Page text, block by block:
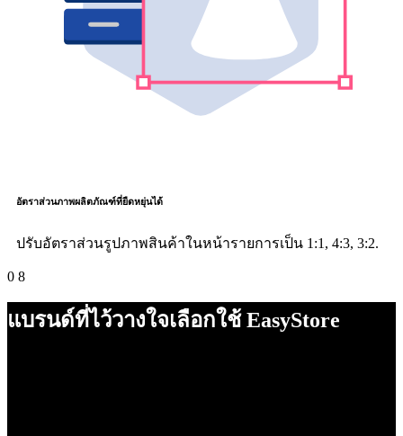
อัตราส่วนภาพผลิตภัณฑ์ที่ยืดหยุ่นได้
ปรับอัตราส่วนรูปภาพสินค้าในหน้ารายการเป็น 1:1, 4:3, 3:2.
0 8
แบรนด์ที่ไว้วางใจเลือกใช้ EasyStore